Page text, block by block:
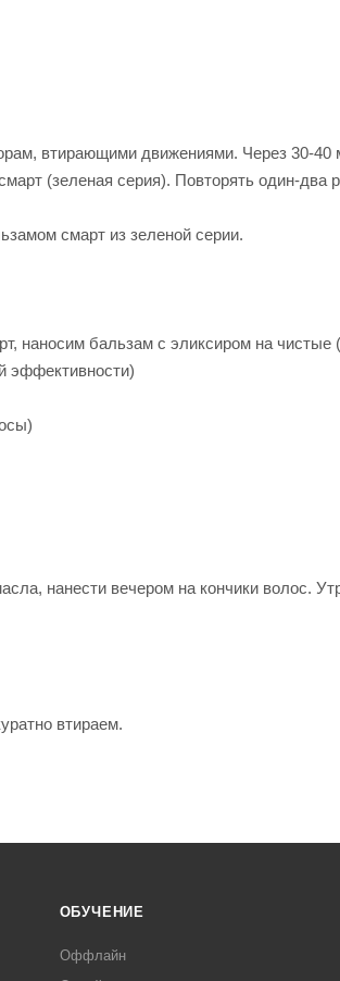
втирающими движениями. Через 30-40
(зеленая серия). Повторять один-два
смарт из зеленой серии.
наносим бальзам с эликсиром на чистые
эффективности)
нанести вечером на кончики волос.
втираем.
ОБУЧЕНИЕ
Оффлайн